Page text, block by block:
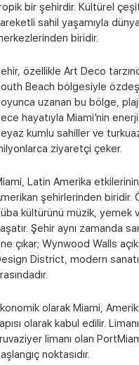
bir şehirdir. Kültürel
sahil yaşamıyla
biridir.
özellikle Art Deco
Beach bölgesiyle
uzanan bu bölge,
hayatıyla Miami’nin
kumlu sahiller ve
ziyaretçi çeker.
Latin Amerika
şehirlerinden biridir.
kültürünü müzik, yemek
Şehir aynı zamanda
çıkar; Wynwood Walls
District, modern
olarak Miami,
olarak kabul edilir.
limanı olan
noktasıdır.